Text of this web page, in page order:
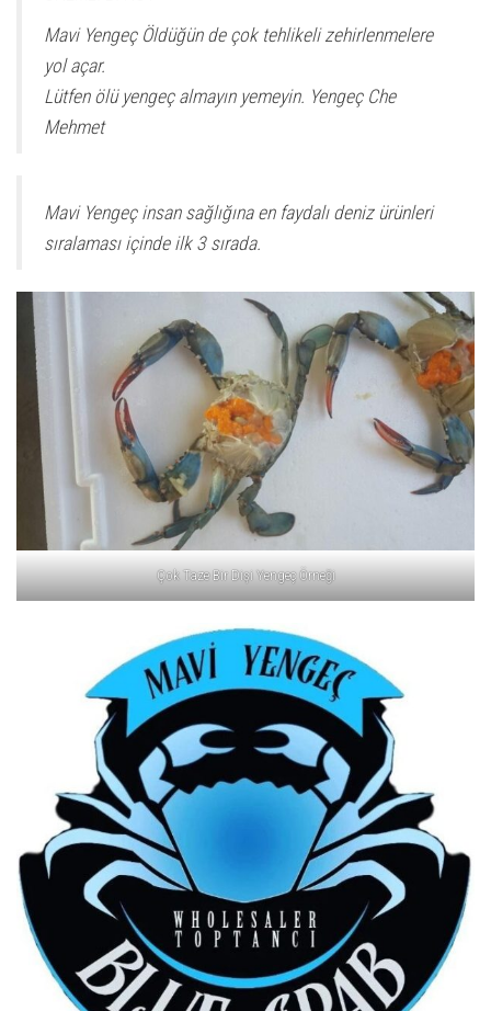
e
Mavi Yengeç Öldüğün de çok tehlikeli zehirlenmelere
yol açar.
Lütfen ölü yengeç almayın yemeyin. Yengeç Che
Mehmet
Mavi Yengeç insan sağlığına en faydalı deniz ürünleri
sıralaması içinde ilk 3 sırada.
Çok Taze Bir Dişi Yengeç Örneği